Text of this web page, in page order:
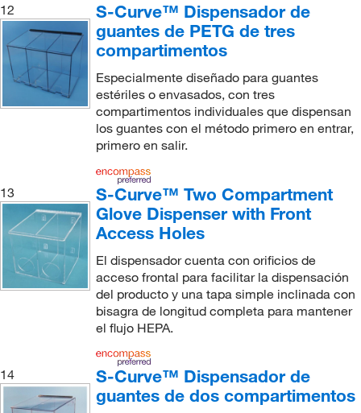
12
S-Curve™ Dispensador de
guantes de PETG de tres
compartimentos
Especialmente diseñado para guantes
estériles o envasados, con tres
compartimentos individuales que dispensan
los guantes con el método primero en entrar,
primero en salir.
13
S-Curve™ Two Compartment
Glove Dispenser with Front
Access Holes
El dispensador cuenta con orificios de
acceso frontal para facilitar la dispensación
del producto y una tapa simple inclinada con
bisagra de longitud completa para mantener
el flujo HEPA.
14
S-Curve™ Dispensador de
guantes de dos compartimentos